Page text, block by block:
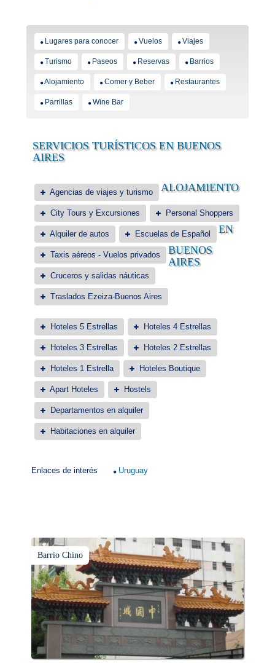
Lugares para conocer Vuelos Viajes
Turismo Paseos Reservas Barrios
Alojamiento Comer y Beber Restaurantes
Parrillas Wine Bar
SERVICIOS TURÍSTICOS EN BUENOS
AIRES
Agencias de viajes y turismo
City Tours y Excursiones Personal Shoppers
Alquiler de autos Escuelas de Español
Taxis aéreos - Vuelos privados
Cruceros y salidas náuticas
Traslados Ezeiza-Buenos Aires
ALOJAMIENTO
EN
BUENOS
AIRES
Hoteles 5 Estrellas Hoteles 4 Estrellas
Hoteles 3 Estrellas Hoteles 2 Estrellas
Hoteles 1 Estrella Hoteles Boutique
Apart Hoteles Hostels
Departamentos en alquiler
Habitaciones en alquiler
Enlaces de interés Uruguay
Barrio Chino